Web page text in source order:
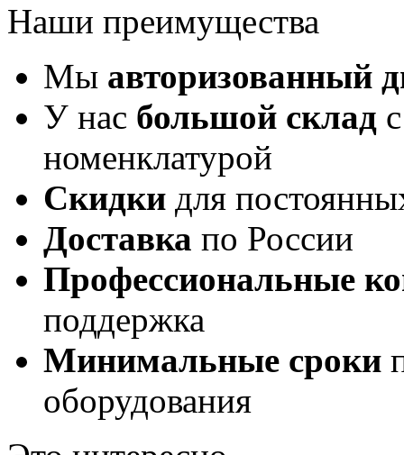
Наши преимущества
Мы авторизованный
У нас большой склад
номенклатурой
Скидки для
Доставка по России
Профессиональные
поддержка
Минимальные сроки
оборудования